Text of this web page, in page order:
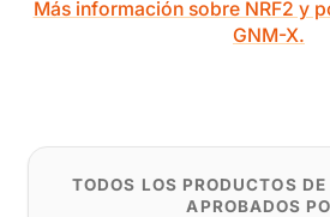
Más información sobre NRF2 y
GNM-X.
TODOS LOS PRODUCTOS
APROBADOS